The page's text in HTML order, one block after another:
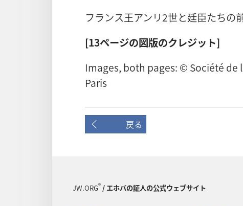
フランス王アンリ2世と廷臣たちの
[13ページの図版のクレジット]
Images, both pages: © Société
Paris
戻る
JW.ORG® / エホバの証人の公式ウェブサイト